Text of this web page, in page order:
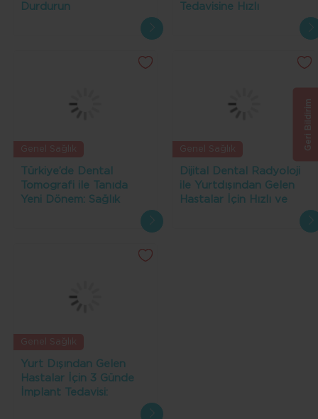
Durdurun
Tedavisine Hızlı
Hastalar İçin Kolaylıklar
Türkiye’de Dental
Tomografi ile Tanıda
Yeni Dönem: Sağlık
Dijital Dental Radyoloji
ile Yurtdışından Gelen
Hastalar İçin Hızlı ve
Yurt Dışından Gelen
Hastalar İçin 3 Günde
İmplant Tedavisi:
Türkiye'de Hızlı ve Kalıcı